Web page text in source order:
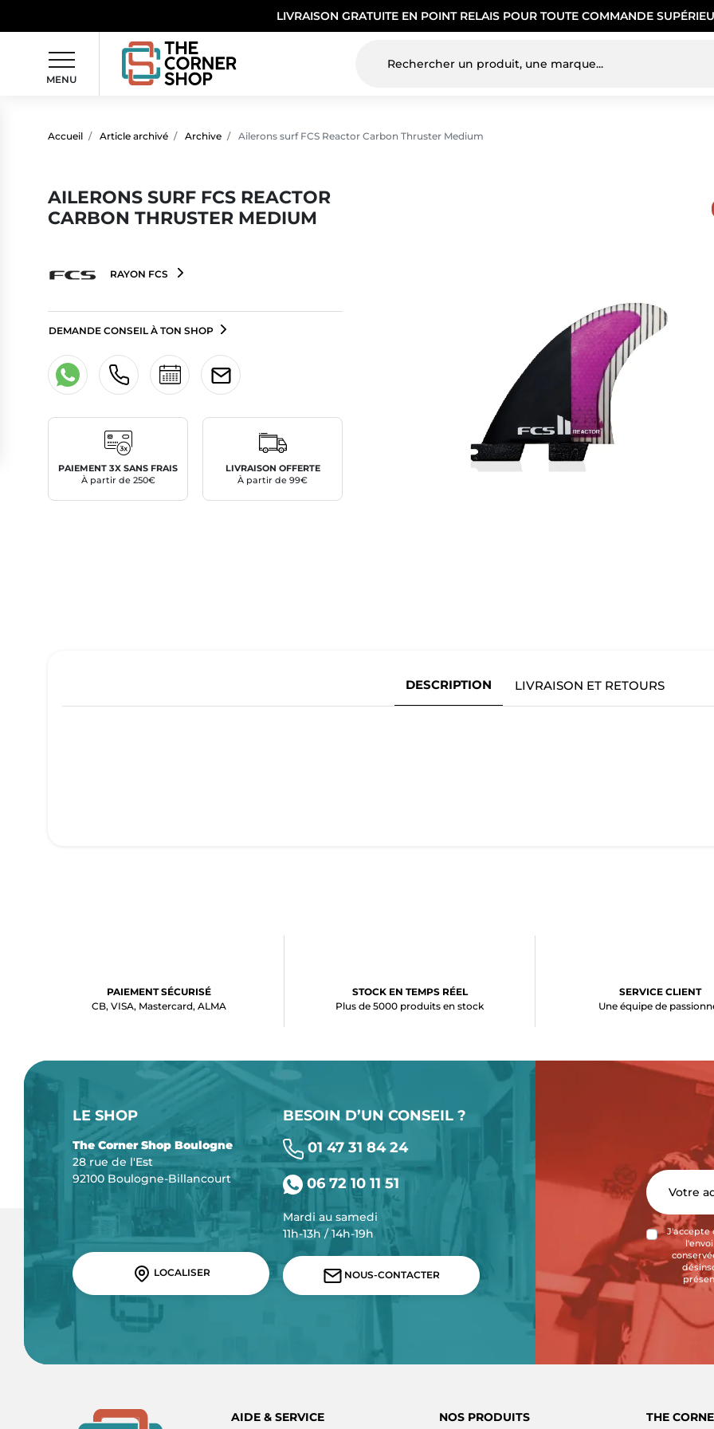
LIVRAISON GRATUITE EN POINT RELAIS POUR TOUTE COMMANDE
MENU
Accueil Article archivé Archive Ailerons surf FCS Reactor Carbon Thruster Medium
AILERONS SURF FCS REACTOR
CARBON THRUSTER MEDIUM
RAYON FCS
DEMANDE CONSEIL À TON SHOP
PAIEMENT 3X SANS FRAIS
À partir de 250€
LIVRAISON OFFERTE
À partir de 99€
DESCRIPTION LIVRAISON ET RETOURS
PAIEMENT SÉCURISÉ
CB, VISA, Mastercard, ALMA
STOCK EN TEMPS RÉEL
Plus de 5000 produits en stock
SERVICE CLIENT
Une équipe de
LE SHOP
The Corner Shop Boulogne
28 rue de l'Est
92100 Boulogne-Billancourt
LOCALISER
BESOIN D’UN CONSEIL ?
01 47 31 84 24
06 72 10 11 51
Mardi au samedi
11h-13h / 14h-19h
NOUS-CONTACTER
J'accepte
AIDE & SERVICE NOS PRODUITS THE